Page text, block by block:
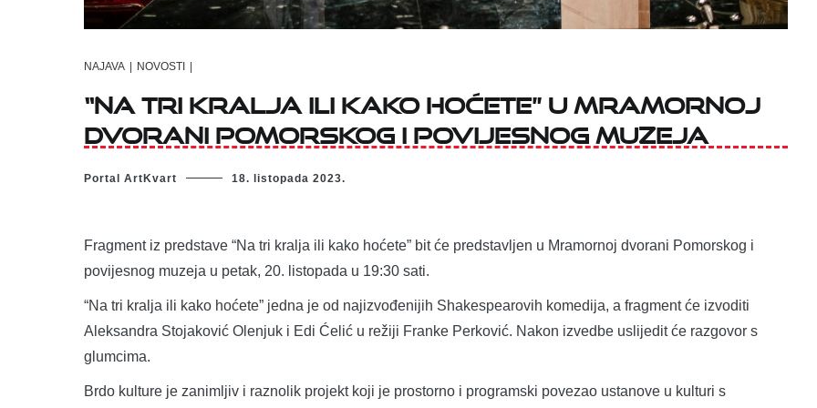
NAJAVA NOVOSTI
“Na Tri kralja ili Kako hoćete” u Mramornoj
dvorani Pomorskog i povijesnog muzeja
Portal ArtKvart 18. listopada 2023.
Fragment iz predstave “Na tri kralja ili kako hoćete” bit će predstavljen u Mramornoj dvorani Pomorskog i
povijesnog muzeja u petak, 20. listopada u 19:30 sati.
“Na tri kralja ili kako hoćete” jedna je od najizvođenijih Shakespearovih komedija, a fragment će izvoditi
Aleksandra Stojaković Olenjuk i Edi Ćelić u režiji Franke Perković. Nakon izvedbe uslijedit će razgovor s
glumcima.
Brdo kulture je zanimljiv i raznolik projekt koji je prostorno i programski povezao ustanove u kulturi s